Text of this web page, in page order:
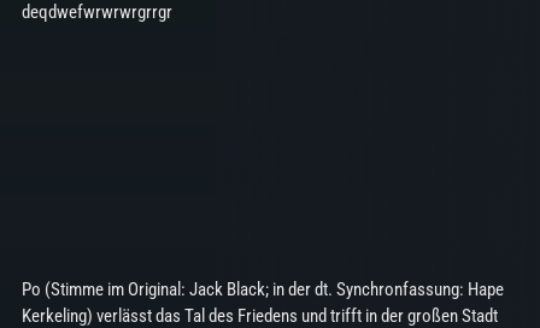
deqdwefwrwrwrgrrgr
Po (Stimme im Original: Jack Black; in der dt. Synchronfassung: Hape
Kerkeling) verlässt das Tal des Friedens und trifft in der großen Stadt